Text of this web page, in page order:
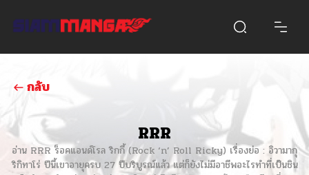
กลับ
RRR
อ่าน RRR ร็อคแอนด์โรล ริกกี้ (Rock ‘n’ Roll Ricky) เรื่องย่อ : อิวามากุ
ริกิทาโร่ ปีนี้เขาอายุครบ 27 ปีบริบูรณ์แล้ว แต่ก็ยังไม่มีอาชีพอะไรทำที่เป็นชิน